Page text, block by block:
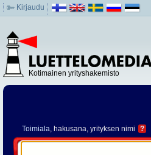
Kirjaudu
Kotimainen yrityshakemisto
Toimiala, hakusana, yrityksen nimi ?